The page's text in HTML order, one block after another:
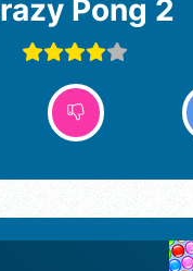
Crazy Pong 2